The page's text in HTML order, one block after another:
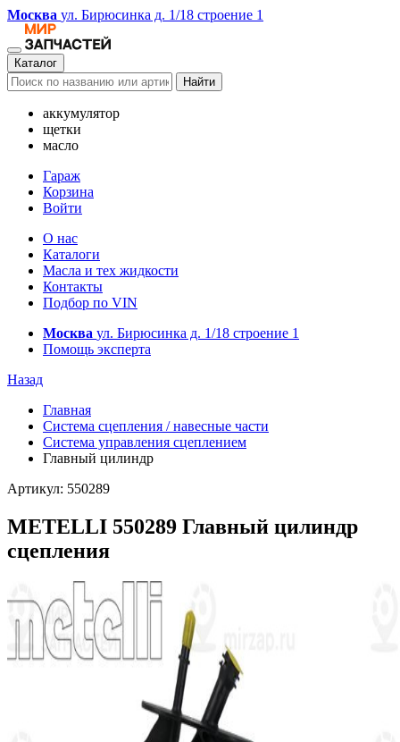
Москва ул. Бирюсинка д. 1/18 строение 1
Каталог
Найти
аккумулятор
щетки
масло
Гараж
Корзина
Войти
О нас
Каталоги
Масла и тех жидкости
Контакты
Подбор по VIN
Москва ул. Бирюсинка д. 1/18 строение 1
Помощь эксперта
Назад
Главная
Система сцепления / навесные части
Система управления сцеплением
Главный цилиндр
Артикул: 550289
METELLI 550289 Главный цилиндр
сцепления